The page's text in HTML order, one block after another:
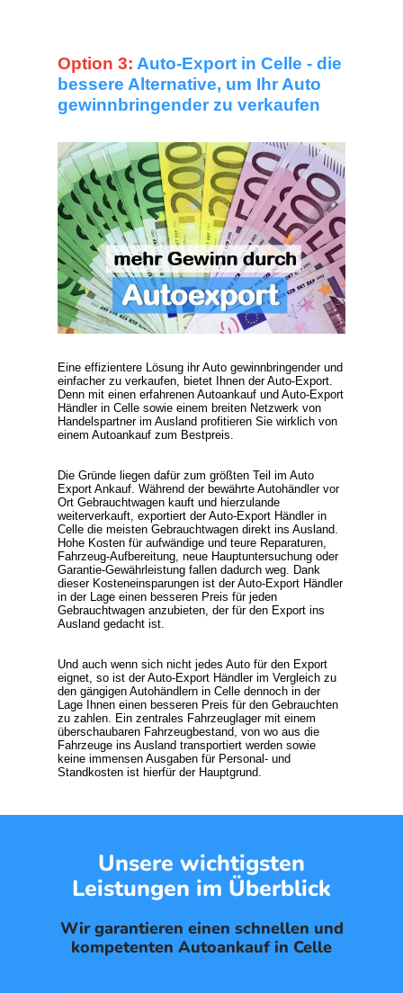
Option 3: Auto-Export in Celle - die
bessere Alternative, um Ihr Auto
gewinnbringender zu verkaufen
Eine effizientere Lösung ihr Auto gewinnbringender und
einfacher zu verkaufen, bietet Ihnen derAuto-Export.
Denn mit einen erfahrenen Autoankauf und Auto-Export
Händlerin Celle sowie einem breiten Netzwerk von
Handelspartner im Ausland profitieren Sie wirklich von
einem Autoankauf zum Bestpreis.
Die Gründe liegen dafür zum größten Teil im Auto
Export Ankauf. Während der bewährte Autohändler vor
Ort Gebrauchtwagen kauft und hierzulande
weiterverkauft, exportiert derAuto-Export Händlerin
Celle die meisten Gebrauchtwagen direkt ins Ausland.
Hohe Kosten für aufwändige und teure Reparaturen,
Fahrzeug-Aufbereitung, neue Hauptuntersuchung oder
Garantie-Gewährleistung fallen dadurch weg. Dank
dieser Kosteneinsparungen ist der Auto-Export Händler
in der Lage einen besseren Preis für jeden
Gebrauchtwagen anzubieten, der für den Export ins
Ausland gedacht ist.
Und auch wenn sich nicht jedes Auto für den Export
eignet, so ist der Auto-Export Händler im Vergleich zu
den gängigen Autohändlern in Celle dennoch in der
Lage Ihnen einen besseren Preis für den Gebrauchten
zu zahlen. Ein zentrales Fahrzeuglager mit einem
überschaubaren Fahrzeugbestand, von wo aus die
Fahrzeuge ins Ausland transportiert werden sowie
keine immensen Ausgaben für Personal- und
Standkosten ist hierfür der Hauptgrund.
Unsere wichtigsten
Leistungen im Überblick
Wir garantieren einen schnellen und
kompetenten Autoankauf in Celle